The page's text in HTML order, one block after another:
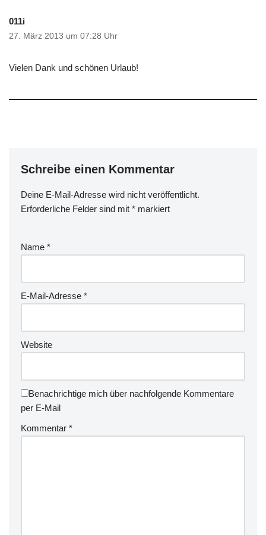
011i
27. März 2013 um 07:28 Uhr
Vielen Dank und schönen Urlaub!
Schreibe einen Kommentar
Deine E-Mail-Adresse wird nicht veröffentlicht.
Erforderliche Felder sind mit * markiert
Name *
E-Mail-Adresse *
Website
Benachrichtige mich über nachfolgende Kommentare
per E-Mail
Kommentar *